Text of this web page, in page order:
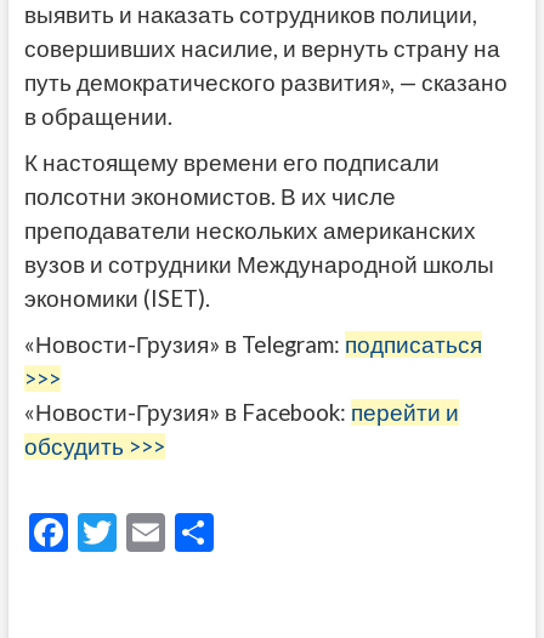
выявить и наказать сотрудников полиции,
совершивших насилие, и вернуть страну на
путь демократического развития», — сказано
в обращении.
К настоящему времени его подписали
полсотни экономистов. В их числе
преподаватели нескольких американских
вузов и сотрудники Международной школы
экономики (ISET).
«Новости-Грузия» в Telegram: подписаться
>>>
«Новости-Грузия» в Facebook: перейти и
обсудить >>>
F T E О